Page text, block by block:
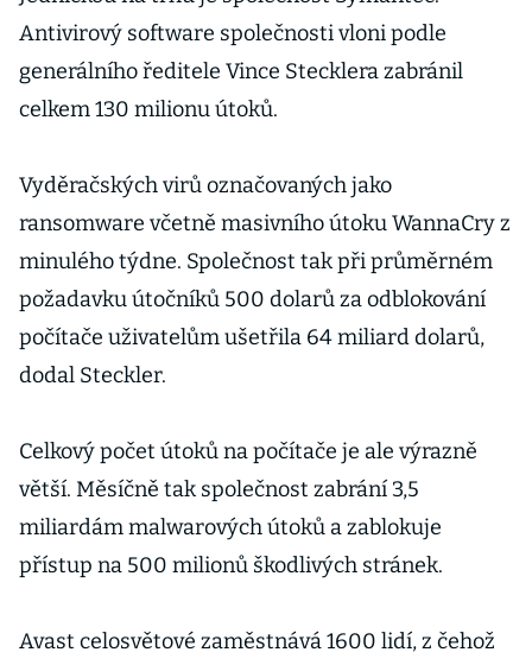
Antivirový software společnosti vloni podle
generálního ředitele Vince Stecklera zabránil
celkem 130 milionu útoků.
Vyděračských virů označovaných jako
ransomware včetně masivního útoku WannaCry z
minulého týdne. Společnost tak při průměrném
požadavku útočníků 500 dolarů za odblokování
počítače uživatelům ušetřila 64 miliard dolarů,
dodal Steckler.
Celkový počet útoků na počítače je ale výrazně
větší. Měsíčně tak společnost zabrání 3,5
miliardám malwarových útoků a zablokuje
přístup na 500 milionů škodlivých stránek.
Avast celosvětové zaměstnává 1600 lidí, z čehož